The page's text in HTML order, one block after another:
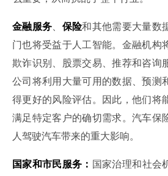
金融服务 保险和其他需要大量数
门也将受益于人工智能。金融机构
欺诈识别、股票交易、推荐和咨询
公司将利用大量可用的数据、预测
得更好的风险评估。因此，他们将
满足特定客户的确切需求。汽车保
人驾驶汽车带来的重大影响。
国家和市民服务： 国家治理和社